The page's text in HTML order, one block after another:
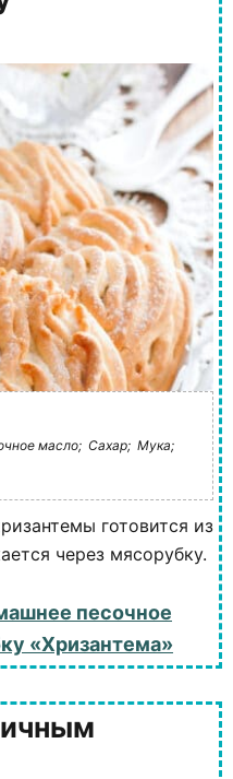
масло; Сахар; Мука;
готовится из
через мясорубку.
песочное
«Хризантема»